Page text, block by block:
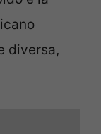
diversa,